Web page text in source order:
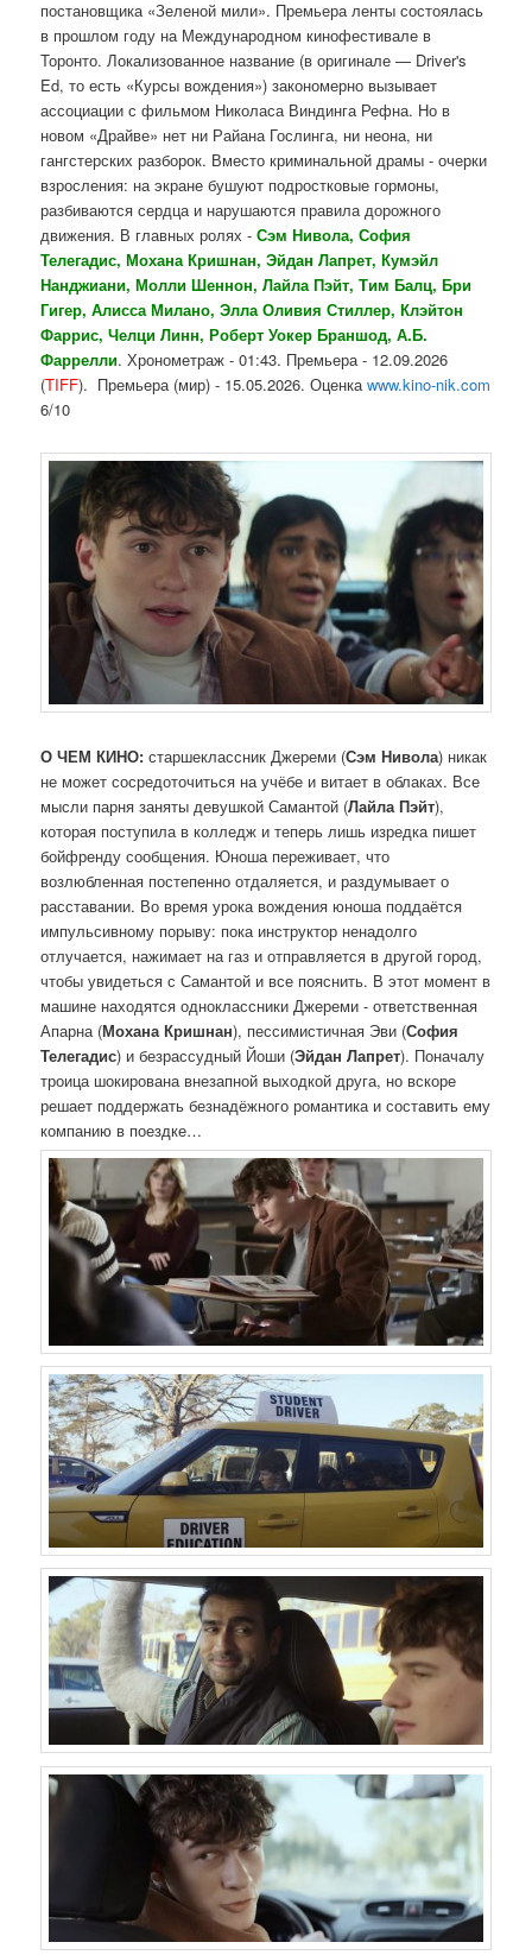
постановщика «Зеленой мили». Премьера ленты состоялась
в прошлом году на Международном кинофестивале в
Торонто. Локализованное название (в оригинале — Driver's
Ed, то есть «Курсы вождения») закономерно вызывает
ассоциации с фильмом Николаса Виндинга Рефна. Но в
новом «Драйве» нет ни Райана Гослинга, ни неона, ни
гангстерских разборок. Вместо криминальной драмы - очерки
взросления: на экране бушуют подростковые гормоны,
разбиваются сердца и нарушаются правила дорожного
движения. В главных ролях -Сэм Нивола, София
Телегадис, Мохана Кришнан, Эйдан Лапрет, Кумэйл
Нанджиани, Молли Шеннон, Лайла Пэйт, Тим Балц, Бри
Гигер, Алисса Милано, Элла Оливия Стиллер, Клэйтон
Фаррис, Челци Линн, Роберт Уокер Браншод, А.Б.
Фаррелли. Хронометраж - 01:43. Премьера - 12.09.2026
(TIFF). Премьера (мир) - 15.05.2026. Оценкаwww.kino-nik.com
6/10
О ЧЕМ КИНО: старшеклассник Джереми (Сэм Нивола) никак
не может сосредоточиться на учёбе и витает в облаках. Все
мысли парня заняты девушкой Самантой (Лайла Пэйт),
которая поступила в колледж и теперь лишь изредка пишет
бойфренду сообщения. Юноша переживает, что
возлюбленная постепенно отдаляется, и раздумывает о
расставании. Во время урока вождения юноша поддаётся
импульсивному порыву: пока инструктор ненадолго
отлучается, нажимает на газ и отправляется в другой город,
чтобы увидеться с Самантой и все пояснить. В этот момент в
машине находятся одноклассники Джереми - ответственная
Апарна (Мохана Кришнан), пессимистичная Эви (София
Телегадис) и безрассудный Йоши (Эйдан Лапрет). Поначалу
троица шокирована внезапной выходкой друга, но вскоре
решает поддержать безнадёжного романтика и составить ему
компанию в поездке…